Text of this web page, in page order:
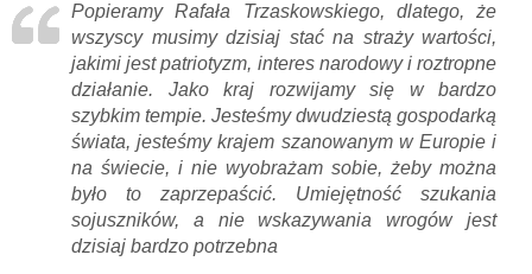
Popieramy Rafała Trzaskowskiego, dlatego, że
wszyscy musimy dzisiaj stać na straży wartości,
jakimi jest patriotyzm, interes narodowy i roztropne
działanie. Jako kraj rozwijamy się w bardzo
szybkim tempie. Jesteśmy dwudziestą gospodarką
świata, jesteśmy krajem szanowanym w Europie i
na świecie, i nie wyobrażam sobie, żeby można
było to zaprzepaścić. Umiejętność szukania
sojuszników, a nie wskazywania wrogów jest
dzisiaj bardzo potrzebna